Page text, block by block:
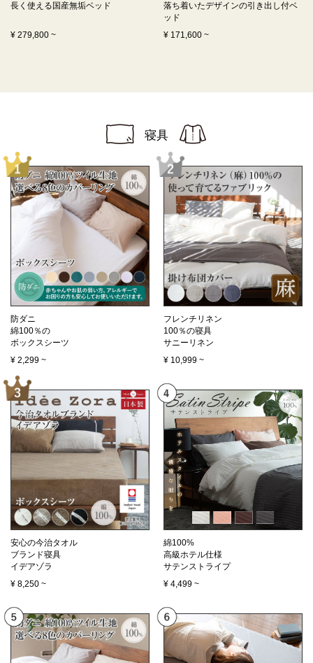
長く使える 国産無垢ベッド
¥ 279,800 ~
落ち着いたデザインの引き出し付ベ
ッド
¥ 171,600 ~
寝具
防ダニ
綿100％の
ボックスシーツ
¥ 2,299 ~
フレンチリネン
100％の寝具
サニーリネン
¥ 10,999 ~
安心の今治タオル
ブランド寝具
イデアゾラ
¥ 8,250 ~
綿100%
高級ホテル仕様
サテンストライプ
¥ 4,499 ~